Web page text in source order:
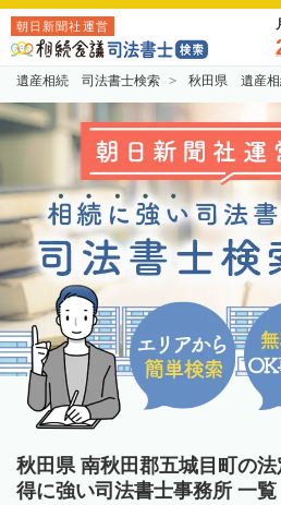
朝日新聞社運営
遺産相続 司法書士検索 秋田県 遺産
秋田県 南秋田郡五城目町の
得に強い司法書士事務所 一覧